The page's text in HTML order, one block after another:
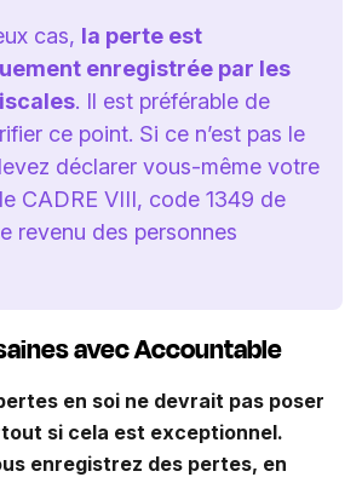
cas, la perte est
enregistrée par les
. Il est préférable de
ce point. Si ce n’est pas le
déclarer vous-même votre
CADRE VIII, code 1349 de
revenu des personnes
avec Accountable
en soi ne devrait pas poser
si cela est exceptionnel.
enregistrez des pertes, en